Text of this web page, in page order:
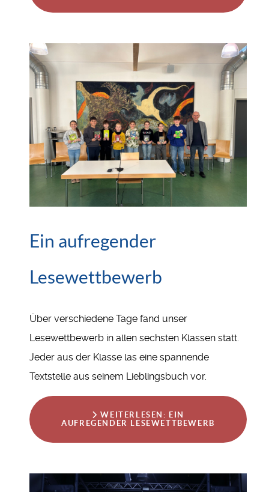
Ein aufregender
Lesewettbewerb
Über verschiedene Tage fand unser
Lesewettbewerb in allen sechsten Klassen statt.
Jeder aus der Klasse las eine spannende
Textstelle aus seinem Lieblingsbuch vor.
WEITERLESEN: EIN
AUFREGENDER LESEWETTBEWERB